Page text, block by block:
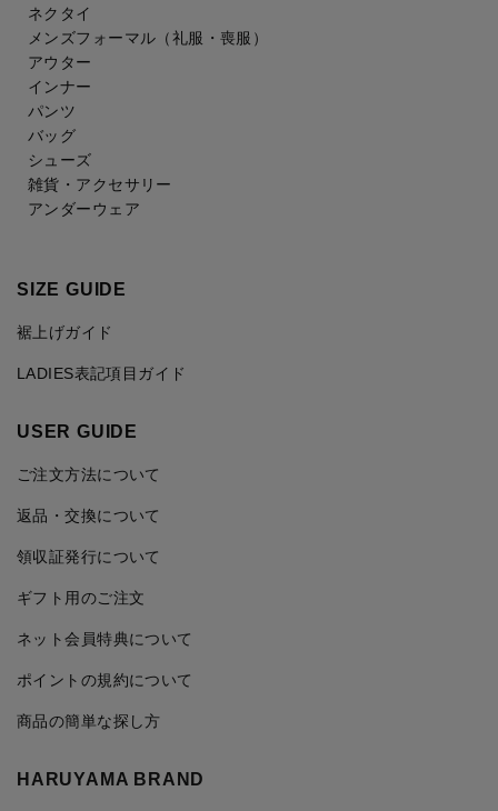
ネクタイ
メンズフォーマル （礼服・喪服）
アウター
インナー
パンツ
バッグ
シューズ
雑貨・アクセサリー
アンダーウェア
SIZE GUIDE
裾上げガイド
LADIES表記項目ガイド
USER GUIDE
ご注文方法について
返品・交換について
領収証発行について
ギフト用のご注文
ネット会員特典について
ポイントの規約について
商品の簡単な探し方
HARUYAMA BRAND